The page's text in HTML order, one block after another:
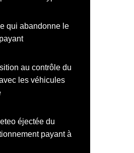
qui abandonne le
au contrôle du
les véhicules
éjectée du
payant à